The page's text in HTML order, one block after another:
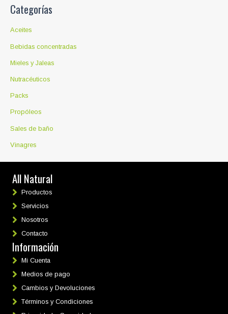
e
p
o
d
c
s
Categorías
Aceites
Bebidas concentradas
Mieles y Jaleas
Nutracéuticos
Packs
Propóleos
Sales de baño
Vinagres
All Natural
Productos
Servicios
Nosotros
Contacto
Información
Mi Cuenta
Medios de pago
Cambios y Devoluciones
Términos y Condiciones